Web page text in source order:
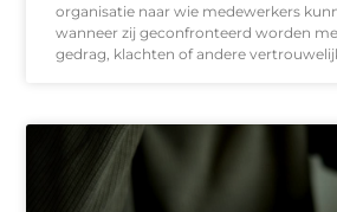
organisatie naar wie medewerkers
wanneer zij geconfronteerd worden
gedrag, klachten of andere